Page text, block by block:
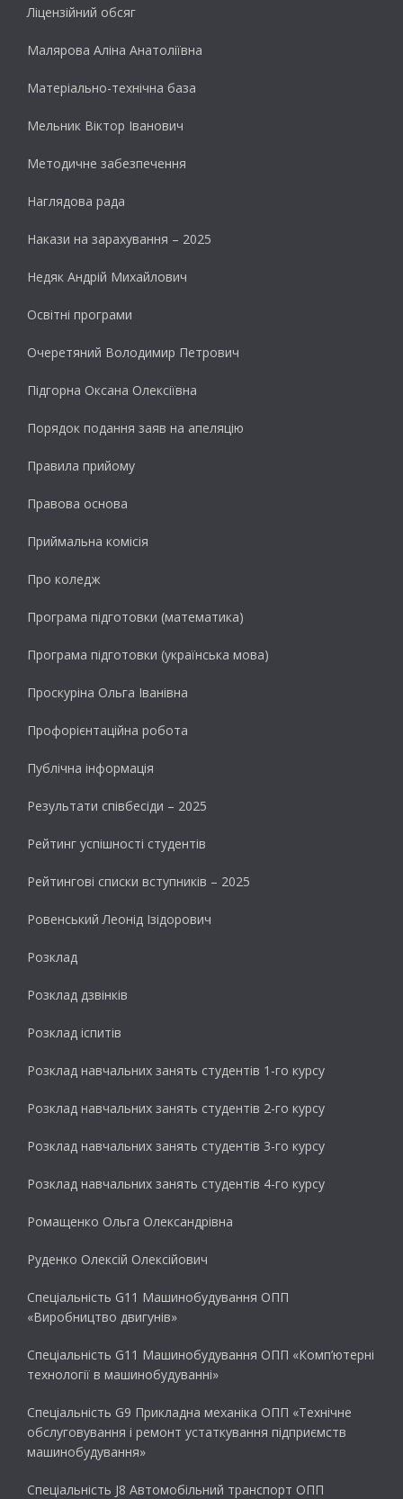
Ліцензійний обсяг
Малярова Аліна Анатоліївна
Матеріально-технічна база
Мельник Віктор Іванович
Методичне забезпечення
Наглядова рада
Накази на зарахування – 2025
Недяк Андрій Михайлович
Освітні програми
Очеретяний Володимир Петрович
Підгорна Оксана Олексіївна
Порядок подання заяв на апеляцію
Правила прийому
Правова основа
Приймальна комісія
Про коледж
Програма підготовки (математика)
Програма підготовки (українська мова)
Проскуріна Ольга Іванівна
Профорієнтаційна робота
Публічна інформація
Результати cпівбесіди – 2025
Рейтинг успішності студентів
Рейтингові списки вступників – 2025
Ровенський Леонід Ізідорович
Розклад
Розклад дзвінків
Розклад іспитів
Розклад навчальних занять студентів 1-го курсу
Розклад навчальних занять студентів 2-го курсу
Розклад навчальних занять студентів 3-го курсу
Розклад навчальних занять студентів 4-го курсу
Ромащенко Ольга Олександрівна
Руденко Олексій Олексійович
Спеціальність G11 Машинобудування ОПП
«Виробництво двигунів»
Спеціальність G11 Машинобудування ОПП «Комп’ютерні
технології в машинобудуванні»
Спеціальність G9 Прикладна механіка ОПП «Технічне
обслуговування і ремонт устаткування підприємств
машинобудування»
Спеціальність J8 Автомобільний транспорт ОПП